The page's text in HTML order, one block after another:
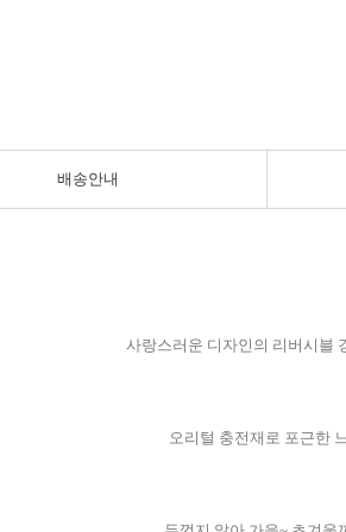
배송안내
사랑스러운 디자인의 리버시블
오리털 충전재로 포근한